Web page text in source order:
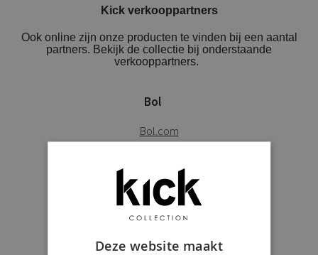
Kick verkooppartners
Ook online zijn onze producten te vinden bij een aantal
partners. Bekijk de collectie bij onderstaande
verkooppartners.
Bol
Bol.com
fonQ
Fonq.nl
Deze website maakt